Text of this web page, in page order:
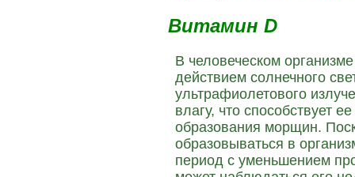
Витамин D
В человеческом
действием солнечного
ультрафиолетового
влагу, что способствует
образования морщин.
образовываться в
период с уменьшением